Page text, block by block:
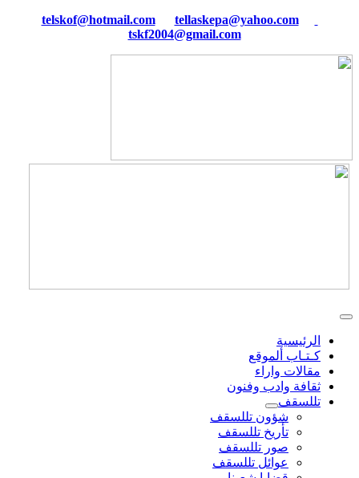
tellaskepa@yahoo.com
tskf2004@gmail.com
الرئيسية
كـتـاب ألموقع
مقالات واراء
ثقافة وادب وفنون
تللسقف
شؤون تللسقف
تأريخ تللسقف
صور تللسقف
عوائل تللسقف